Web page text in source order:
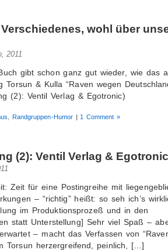
wohl über
2011
gibt schon ganz gut wieder, wie das
Torsun & Kulla “Raven wegen
(2): Ventil Verlag & Egotronic)
Randgruppen-Humor | 1 Comment »
(2): Ventil Verlag &
Zeit für eine Postingreihe mit
– “richtig” heißt: so seh ich’s
im Produktionsprozeß und in den
statt Unterstellung] Sehr viel Spaß –
– macht das Verfassen von
Torsun herzergreifend, peinlich, […]